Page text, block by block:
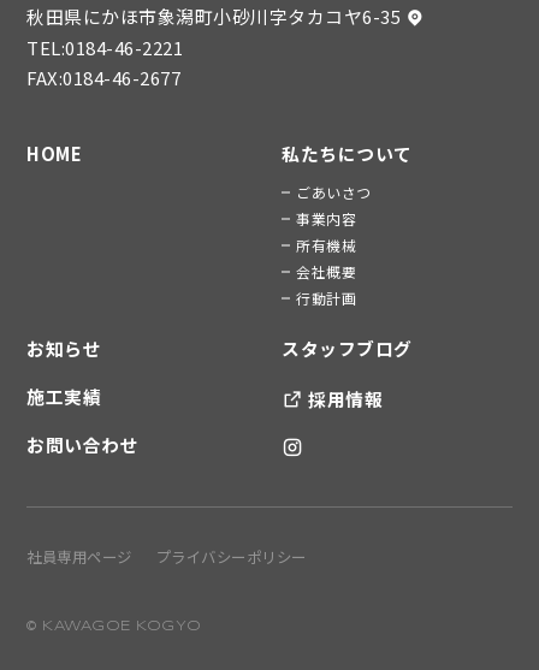
秋田県にかほ市象潟町小砂川字タカコヤ6-35
TEL:0184-46-2221
FAX:0184-46-2677
HOME 私たちについて
ごあいさつ
事業内容
所有機械
会社概要
行動計画
お知らせ
スタッフブログ
施工実績
採用情報
お問い合わせ
© KAWAGOE KOGYO
社員専用ページ プライバシーポリシー